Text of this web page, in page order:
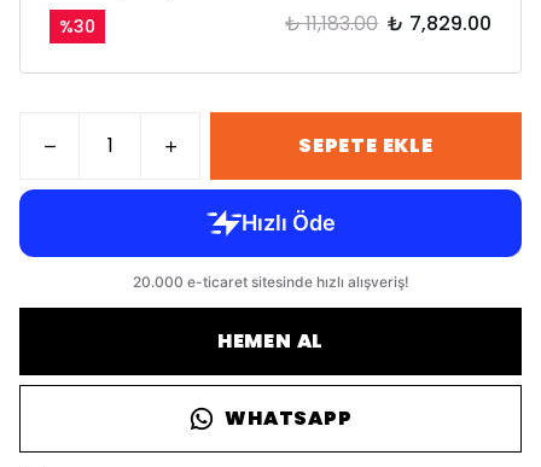
%30 ₺ 11,183.00 ₺ 7,829.00
SEPETE EKLE
HEMEN AL
WHATSAPP